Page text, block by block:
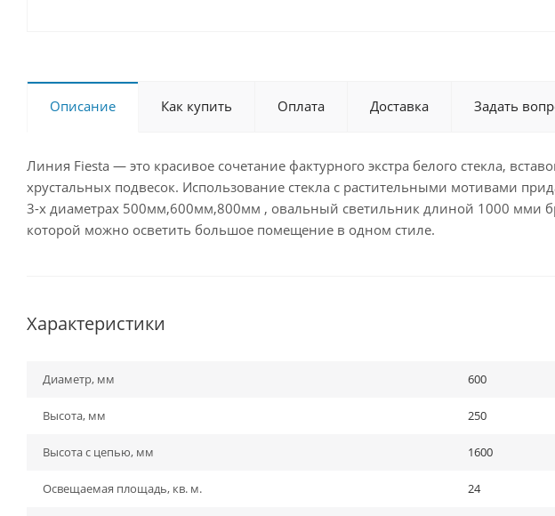
Описание Как купить Оплата Доставка Задать
Линия Fiesta — это красивое сочетание фактурного экстра белого стекла,
хрустальных подвесок. Использование стекла с растительными мотивами
3-х диаметрах 500мм,600мм,800мм , овальный светильник длиной 1000 мми
которой можно осветить большое помещение в одном стиле.
Характеристики
Диаметр, мм 600
Высота, мм 250
Высота с цепью, мм 1600
Освещаемая площадь, кв. м. 24